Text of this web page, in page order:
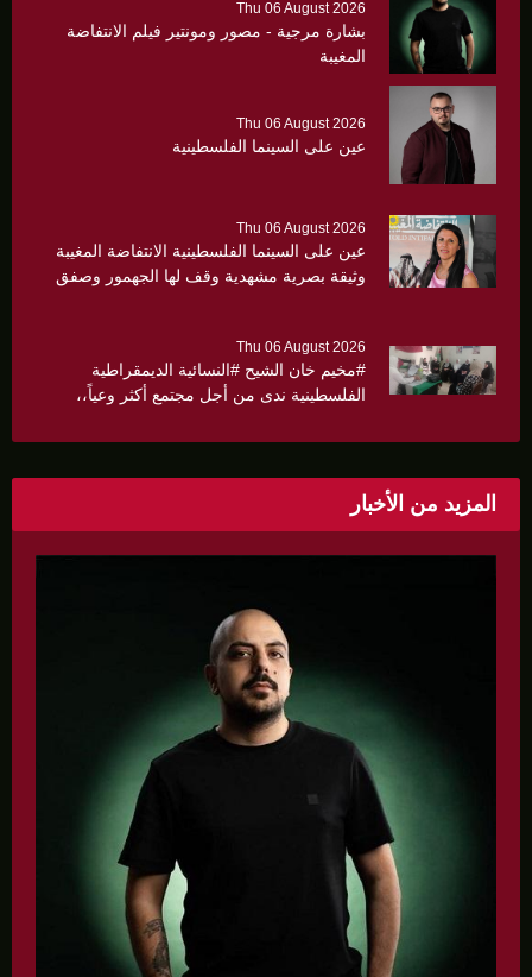
Thu 06 August 2026
بشارة مرجية - مصور ومونتير فيلم الانتفاضة
المغيبة
Thu 06 August 2026
عين على السينما الفلسطينية
Thu 06 August 2026
عين على السينما الفلسطينية الانتفاضة المغيبة
وثيقة بصرية مشهدية وقف لها الجهمور وصفق
Thu 06 August 2026
#مخيم خان الشيح #النسائية الديمقراطية
الفلسطينية ندى من أجل مجتمع أكثر وعياً،،
بروشورات توعوية على سيدات الحي.
المزيد من الأخبار